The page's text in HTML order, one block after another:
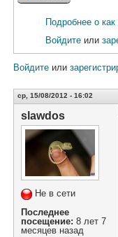
Подробнее о
Войдите или
Войдите или
ср, 15/08/2012 - 16:02
slawdos
Не в сети
Последнее
посещение: 8 лет 7
месяцев назад